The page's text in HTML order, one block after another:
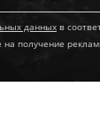
данных в
получение